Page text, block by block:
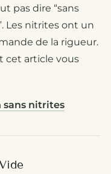
pas dire “sans
Les nitrites ont un
de la rigueur.
cet article vous
sans nitrites